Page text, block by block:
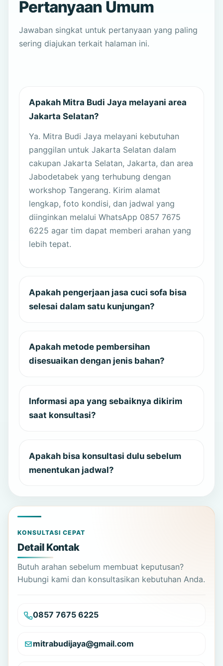
Pertanyaan Umum
Jawaban singkat untuk pertanyaan yang paling
sering diajukan terkait halaman ini.
Apakah Mitra Budi Jaya melayani area
Jakarta Selatan?
Ya. Mitra Budi Jaya melayani kebutuhan
panggilan untuk Jakarta Selatan dalam
cakupan Jakarta Selatan, Jakarta, dan area
Jabodetabek yang terhubung dengan
workshop Tangerang. Kirim alamat
lengkap, foto kondisi, dan jadwal yang
diinginkan melalui WhatsApp 0857 7675
6225 agar tim dapat memberi arahan yang
lebih tepat.
Apakah pengerjaan jasa cuci sofa bisa
selesai dalam satu kunjungan?
Apakah metode pembersihan
disesuaikan dengan jenis bahan?
Informasi apa yang sebaiknya dikirim
saat konsultasi?
Apakah bisa konsultasi dulu sebelum
menentukan jadwal?
KONSULTASI CEPAT
Detail Kontak
Butuh arahan sebelum membuat keputusan?
Hubungi kami dan konsultasikan kebutuhan Anda.
0857 7675 6225
mitrabudijaya@gmail.com